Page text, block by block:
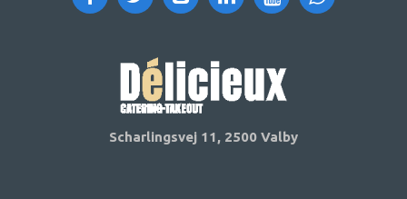
Scharlingsvej 11, 2500 Valby